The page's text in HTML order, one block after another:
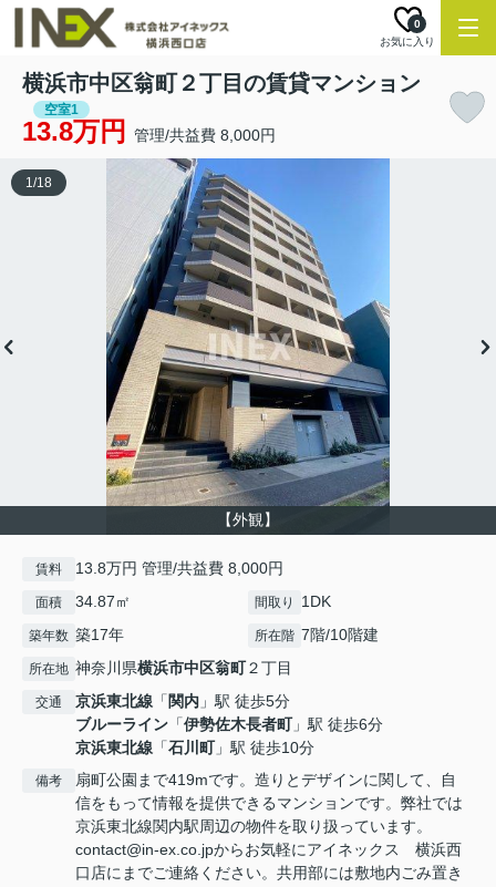
お気に入り
0
横浜市中区翁町２丁目の賃貸マンション
空室1
13.8万円 管理/共益費 8,000円
【外観】
1/18
賃料 13.8万円 管理/共益費 8,000円
面積 34.87㎡ 間取り 1DK
築年数 築17年 所在階 7階/10階建
所在地 神奈川県横浜市中区翁町２丁目
交通 京浜東北線 「 関内 」駅 徒歩5分
ブルーライン 「伊勢佐木長者町」駅 徒歩6分
京浜東北線 「石川町」駅 徒歩10分
備考
扇町公園まで419mです。造りとデザインに関して、自
信をもって情報を提供できるマンションです。弊社では
京浜東北線関内駅周辺の物件を取り扱っています。
contact@in-ex.co.jpからお気軽にアイネックス 横浜西
口店にまでご連絡ください。共用部には敷地内ごみ置き